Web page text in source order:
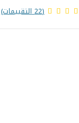
(22 التقييمات)